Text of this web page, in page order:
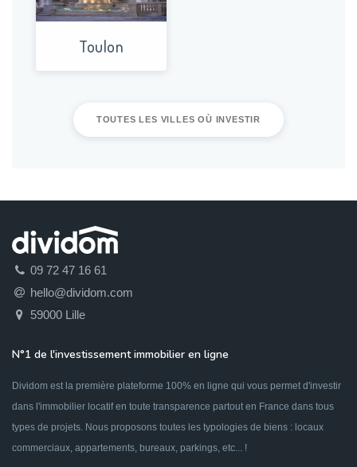
Toulon
TOUTES LES VILLES OÙ INVESTIR
09 72 47 16 61
hello@dividom.com
59000 Lille
N°1 de l'investissement immobilier en ligne
Dividom est la première plateforme 100% en ligne qui vous permet d'investir
dans l'immobilier locatif en toute transparence partout en France dans tous
types de projets. Nous proposons toutes les typologies de biens : locaux
commerciaux, appartements, bureaux, parkings, etc... !